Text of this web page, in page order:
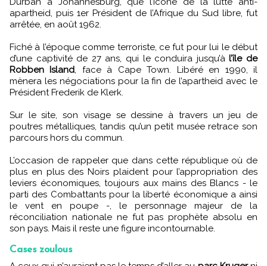
apartheid, puis 1er Président de l’Afrique du Sud libre, fut
arrêtée, en août 1962.
Fiché à l’époque comme terroriste, ce fut pour lui le début
d’une captivité de 27 ans, qui le conduira jusqu’àl’île de
Robben Island, face à Cape Town. Libéré en 1990, il
mènera les négociations pour la fin de l’apartheid avec le
Président Frederik de Klerk.
Sur le site, son visage se dessine à travers un jeu de
poutres métalliques, tandis qu’un petit musée retrace son
parcours hors du commun.
L’occasion de rappeler que dans cette république où de
plus en plus des Noirs plaident pour l’appropriation des
leviers économiques, toujours aux mains des Blancs - le
parti des Combattants pour la liberté économique a ainsi
le vent en poupe -, le personnage majeur de la
réconciliation nationale ne fut pas prophète absolu en
son pays. Mais il reste une figure incontournable.
Cases zoulous